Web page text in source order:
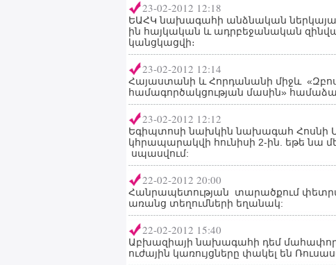
23-02-2012 12:18
ԵԱՀԿ նախագահի անձնական
ին հայկական և ադրբեջանական
կանցկացվի։
23-02-2012 12:14
Հայաստանի և Հորդանանի միջև
համագործակցության մասին»
23-02-2012 12:12
Եգիպտոսի նախկին նախագահ Հոսնի
կհրապարակվի հունիսի 2-ին. եթե նա
սպասվում:
22-02-2012 20:00
Հանրապետության տարածքում
առանց տեղումների եղանակ:
22-02-2012 15:40
Աբխազիայի նախագահի դեմ
ուժային կառույցները փակել են